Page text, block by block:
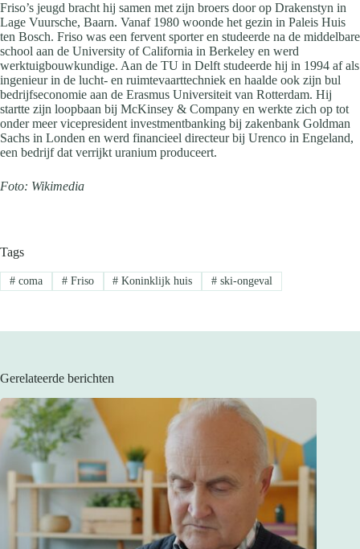
Friso’s jeugd bracht hij samen met zijn broers door op Drakenstyn in
Lage Vuursche, Baarn. Vanaf 1980 woonde het gezin in Paleis Huis
ten Bosch. Friso was een fervent sporter en studeerde na de middelbare
school aan de University of California in Berkeley en werd
werktuigbouwkundige. Aan de TU in Delft studeerde hij in 1994 af als
ingenieur in de lucht- en ruimtevaarttechniek en haalde ook zijn bul
bedrijfseconomie aan de Erasmus Universiteit van Rotterdam. Hij
startte zijn loopbaan bij McKinsey & Company en werkte zich op tot
onder meer vicepresident investmentbanking bij zakenbank Goldman
Sachs in Londen en werd financieel directeur bij Urenco in Engeland,
een bedrijf dat verrijkt uranium produceert.
Foto: Wikimedia
Tags
#coma #Friso # Koninklijk huis # ski-ongeval
Gerelateerde berichten